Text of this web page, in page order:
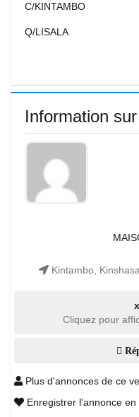
C/KINTAMBO
Q/LISALA
Information
Kintambo,
Cliquez pour
Plus d'annonces de ce
Enregistrer l'annonce